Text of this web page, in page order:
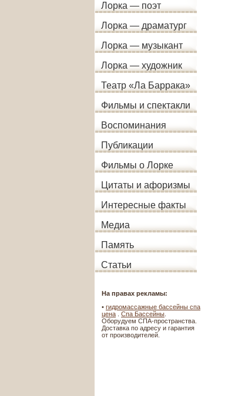
Лорка — поэт
Лорка — драматург
Лорка — музыкант
Лорка — художник
Театр «Ла Баррака»
Фильмы и спектакли
Воспоминания
Публикации
Фильмы о Лорке
Цитаты и афоризмы
Интересные факты
Медиа
Память
Статьи
На правах рекламы:
• гидромассажные бассейны спа
цена
Спа Бассейны
Оборудуем СПА-пространства.
Доставка по адресу и гарантия
от производителей.